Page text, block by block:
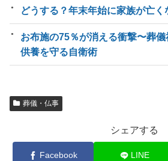
どうする？年末年始に家族が亡く
お布施の75％が消える衝撃〜葬
供養を守る自衛術
葬儀・仏事
シェアする
Facebook LINE